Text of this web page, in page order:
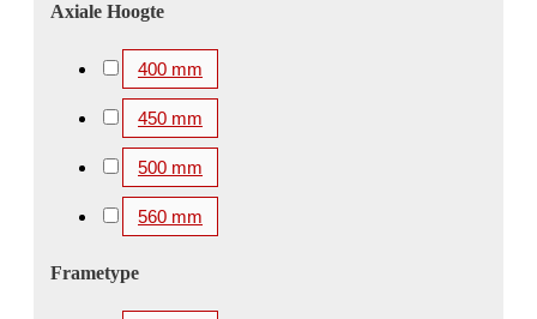
Axiale Hoogte
400 mm
450 mm
500 mm
560 mm
Frametype